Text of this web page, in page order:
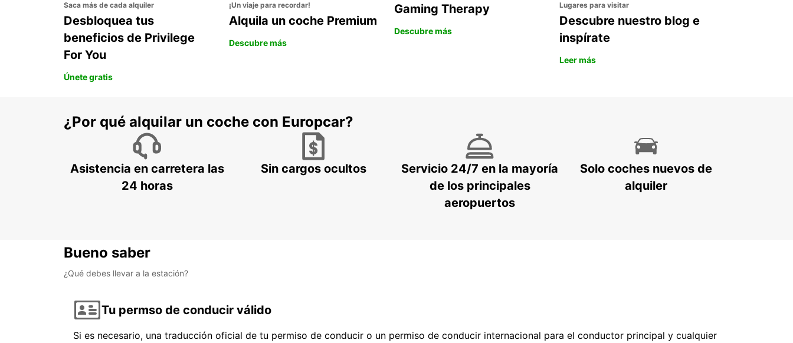
Saca más de cada alquiler
Desbloquea tus
beneficios de Privilege
For You
Únete gratis
¡Un viaje para recordar!
Alquila un coche Premium
Descubre más
Gaming Therapy
Descubre más
Lugares para visitar
Descubre nuestro blog e
inspírate
Leer más
¿Por qué alquilar un coche con Europcar?
Asistencia en carretera las
24 horas
Sin cargos ocultos
Servicio 24/7 en la mayoría
de los principales
aeropuertos
Solo coches nuevos de
alquiler
Bueno saber
¿Qué debes llevar a la estación?
Tu permso de conducir válido
Si es necesario, una traducción oficial de tu permiso de conducir o un permiso de conducir internacional para el conductor principal y cualquier